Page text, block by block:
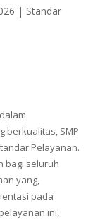
| Standar
berkualitas, SMP
Pelayanan.
bagi seluruh
yang,
pada
ini,